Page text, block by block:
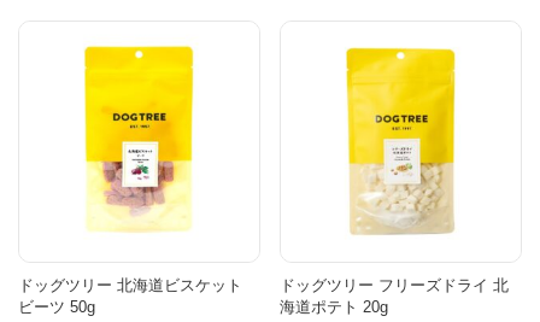
ドッグツリー 北海道ビスケット
ビーツ 50g
ドッグツリー フリーズドライ 北
海道ポテト 20g